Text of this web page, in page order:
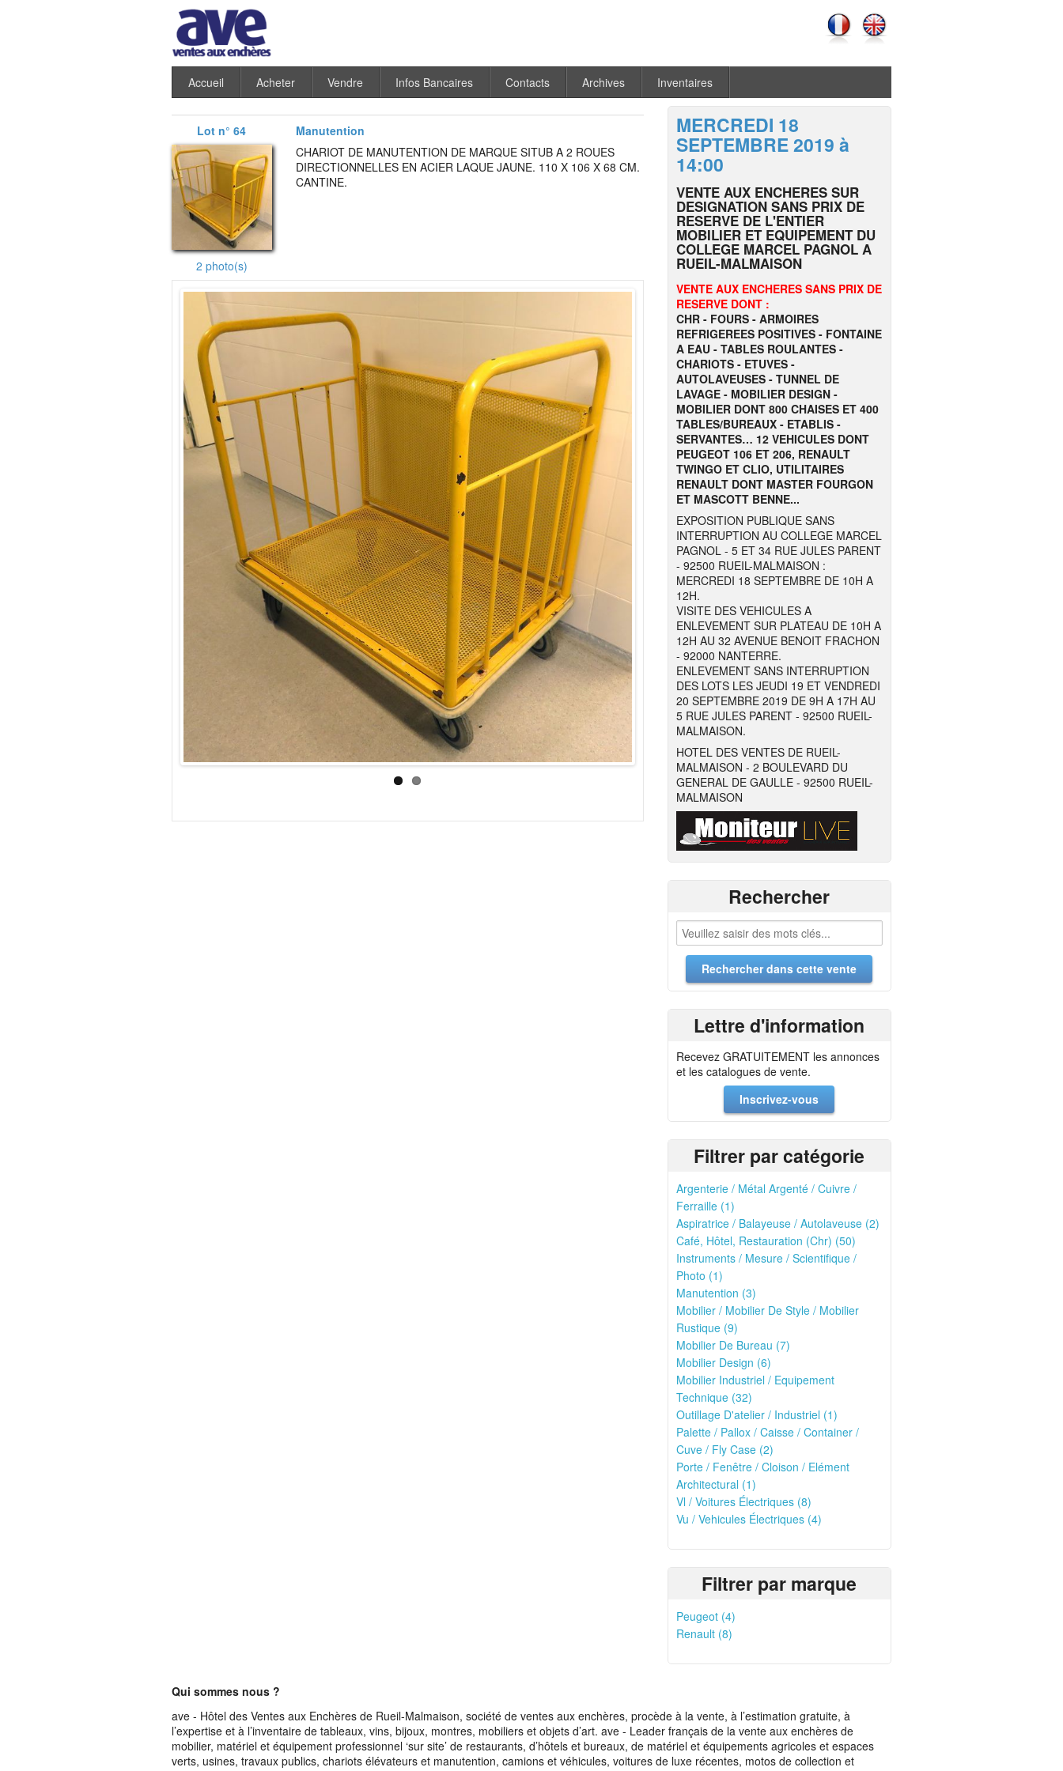
Accueil Acheter Vendre Infos Bancaires Contacts Archives Inventaires
Lot n° 64 Manutention
2 photo(s)
CHARIOT DE MANUTENTION DE MARQUE SITUB A 2 ROUES
DIRECTIONNELLES EN ACIER LAQUE JAUNE. 110 X 106 X 68 CM.
CANTINE.
MERCREDI 18
SEPTEMBRE 2019 à
14:00
VENTE AUX ENCHERES SUR
DESIGNATION SANS PRIX DE
RESERVE DE L'ENTIER
MOBILIER ET EQUIPEMENT DU
COLLEGE MARCEL PAGNOL A
RUEIL-MALMAISON
VENTE AUX ENCHERES SANS PRIX DE
RESERVE DONT :
CHR - FOURS - ARMOIRES
REFRIGEREES POSITIVES - FONTAINE
A EAU - TABLES ROULANTES -
CHARIOTS - ETUVES -
AUTOLAVEUSES - TUNNEL DE
LAVAGE - MOBILIER DESIGN -
MOBILIER DONT 800 CHAISES ET 400
TABLES/BUREAUX - ETABLIS -
SERVANTES… 12 VEHICULES DONT
PEUGEOT 106 ET 206, RENAULT
TWINGO ET CLIO, UTILITAIRES
RENAULT DONT MASTER FOURGON
ET MASCOTT BENNE...
EXPOSITION PUBLIQUE SANS
INTERRUPTION AU COLLEGE MARCEL
PAGNOL - 5 ET 34 RUE JULES PARENT
- 92500 RUEIL-MALMAISON :
MERCREDI 18 SEPTEMBRE DE 10H A
12H.
VISITE DES VEHICULES A
ENLEVEMENT SUR PLATEAU DE 10H A
12H AU 32 AVENUE BENOIT FRACHON
- 92000 NANTERRE.
ENLEVEMENT SANS INTERRUPTION
DES LOTS LES JEUDI 19 ET VENDREDI
20 SEPTEMBRE 2019 DE 9H A 17H AU
5 RUE JULES PARENT - 92500 RUEIL-
MALMAISON.
HOTEL DES VENTES DE RUEIL-
MALMAISON - 2 BOULEVARD DU
GENERAL DE GAULLE - 92500 RUEIL-
MALMAISON
Rechercher
Lettre d'information
Recevez GRATUITEMENT les annonces
et les catalogues de vente.
Inscrivez-vous
Filtrer par catégorie
Argenterie / Métal Argenté / Cuivre /
Ferraille (1)
Aspiratrice / Balayeuse / Autolaveuse (2)
Café, Hôtel, Restauration (Chr) (50)
Instruments / Mesure / Scientifique /
Photo (1)
Manutention (3)
Mobilier / Mobilier De Style / Mobilier
Rustique (9)
Mobilier De Bureau (7)
Mobilier Design (6)
Mobilier Industriel / Equipement
Technique (32)
Outillage D'atelier / Industriel (1)
Palette / Pallox / Caisse / Container /
Cuve / Fly Case (2)
Porte / Fenêtre / Cloison / Elément
Architectural (1)
Vl / Voitures Électriques (8)
Vu / Vehicules Électriques (4)
Filtrer par marque
Peugeot (4)
Renault (8)
Qui sommes nous ?
ave - Hôtel des Ventes aux Enchères de Rueil-Malmaison, société de ventes aux enchères, procède à la vente, à l’estimation gratuite, à
l’expertise et à l’inventaire de tableaux, vins, bijoux, montres, mobiliers et objets d’art. ave - Leader français de la vente aux enchères de
mobilier, matériel et équipement professionnel ‘sur site’ de restaurants, d’hôtels et bureaux, de matériel et équipements agricoles et espaces
verts, usines, travaux publics, chariots élévateurs et manutention, camions et véhicules, voitures de luxe récentes, motos de collection et